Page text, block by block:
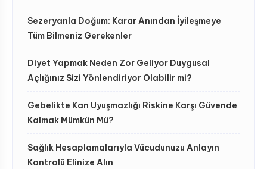
Sezeryanla Doğum: Karar Anından İyileşmeye
Tüm Bilmeniz Gerekenler
Diyet Yapmak Neden Zor Geliyor Duygusal
Açlığınız Sizi Yönlendiriyor Olabilir mi?
Gebelikte Kan Uyuşmazlığı Riskine Karşı Güvende
Kalmak Mümkün Mü?
Sağlık Hesaplamalarıyla Vücudunuzu Anlayın
Kontrolü Elinize Alın